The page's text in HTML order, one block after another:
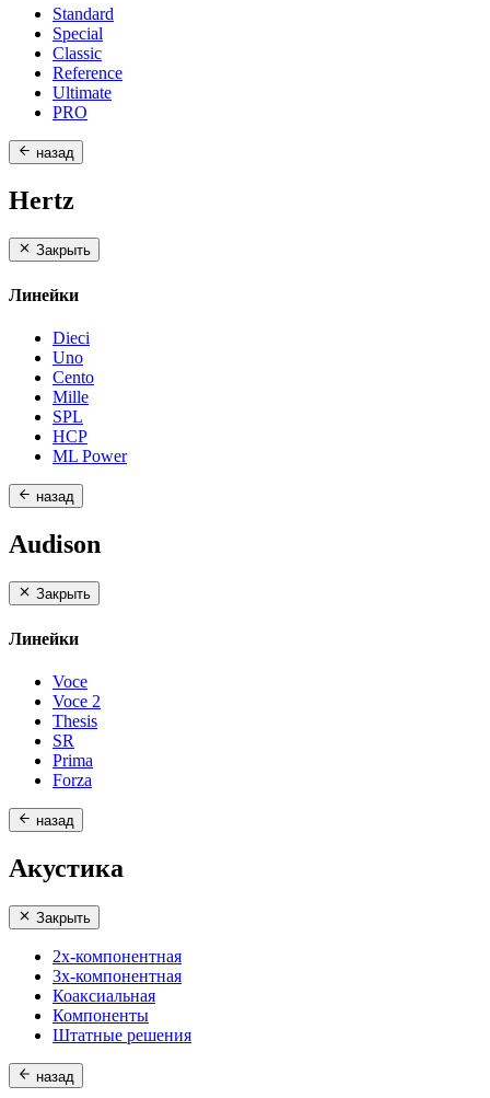
Standard
Special
Classic
Reference
Ultimate
PRO
назад
Hertz
Закрыть
Линейки
Dieci
Uno
Cento
Mille
SPL
HCP
ML Power
назад
Audison
Закрыть
Линейки
Voce
Voce 2
Thesis
SR
Prima
Forza
назад
Акустика
Закрыть
2х-компонентная
3х-компонентная
Коаксиальная
Компоненты
Штатные решения
назад